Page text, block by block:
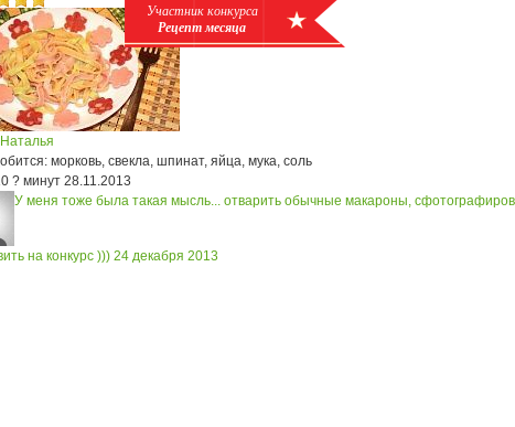
Участник конкурса
Рецепт месяца
Наталья
морковь, свекла, шпинат, яйца, мука, соль
? минут 28.11.2013
У меня тоже была такая мысль... отварить обычные макароны,
на конкурс ))) 24 декабря 2013